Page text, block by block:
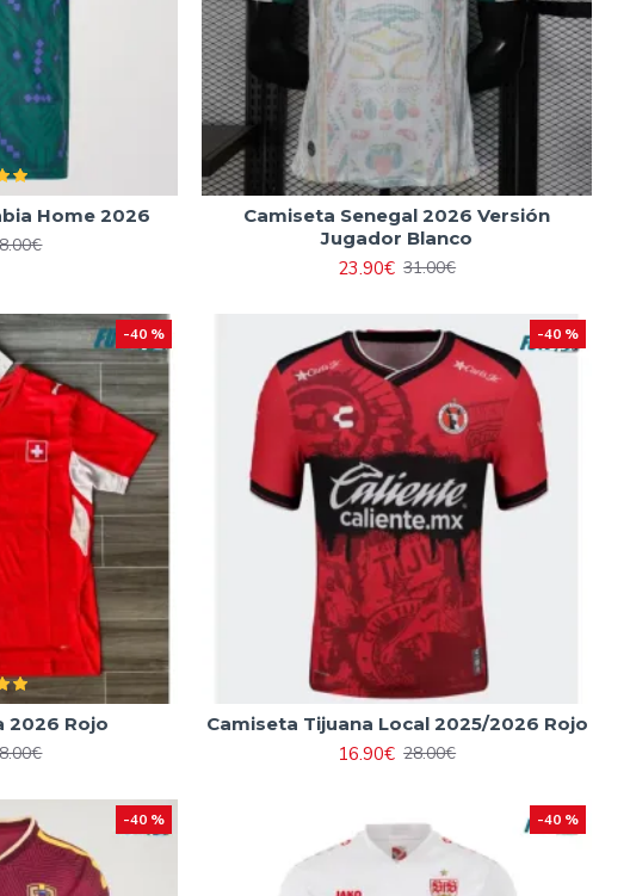
Home 2026
Camiseta Senegal 2026 Versión
Jugador Blanco
23.90€ 31.00€
-40 %
2026 Rojo
-40 %
Camiseta Tijuana Local 2025/2026 Rojo
16.90€ 28.00€
-40 % -40 %